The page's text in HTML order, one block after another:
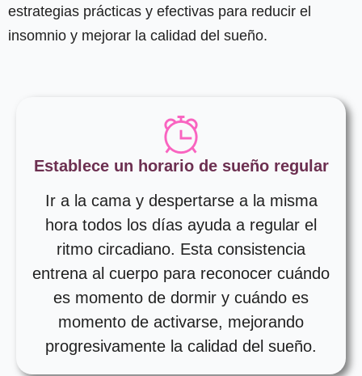
estrategias prácticas y efectivas para reducir el
insomnio y mejorar la calidad del sueño.
Establece un horario de sueño regular
Ir a la cama y despertarse a la misma
hora todos los días ayuda a regular el
ritmo circadiano. Esta consistencia
entrena al cuerpo para reconocer cuándo
es momento de dormir y cuándo es
momento de activarse, mejorando
progresivamente la calidad del sueño.